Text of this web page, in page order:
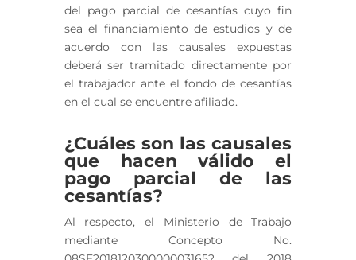
del pago parcial de cesantías cuyo fin
sea el financiamiento de estudios y de
acuerdo con las causales expuestas
deberá ser tramitado directamente por
el trabajador ante el fondo de cesantías
en el cual se encuentre afiliado.
¿Cuáles son las causales
que hacen válido el
pago parcial de las
cesantías?
Al respecto, el Ministerio de Trabajo
mediante Concepto No.